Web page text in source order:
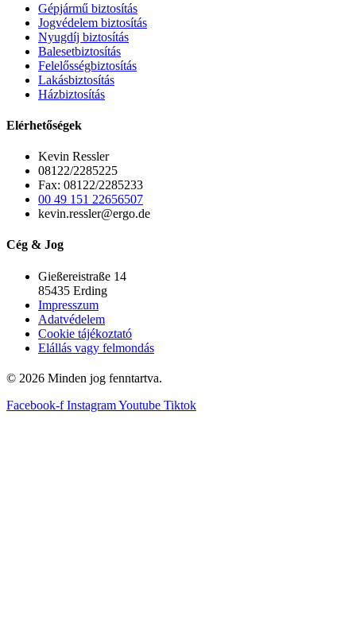
Gépjármű biztosítás
Jogvédelem biztosítás
Nyugdíj biztosítás
Balesetbiztosítás
Felelősségbiztosítás
Lakásbiztosítás
Házbiztosítás
Elérhetőségek
Kevin Ressler
08122/2285225
Fax: 08122/2285233
00 49 151 22656507
kevin.ressler@ergo.de
Cég & Jog
Gießereistraße 14
85435 Erding
Impresszum
Adatvédelem
Cookie tájékoztató
Elállás vagy felmondás
© 2026 Minden jog fenntartva.
Facebook-f InstagramYoutube Tiktok